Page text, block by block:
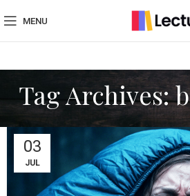
MENU
Tag Archives:
03
JUL